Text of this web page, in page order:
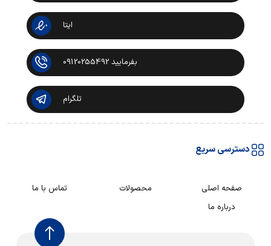
ایتا
بفرمایید 09120255492
تلگرام
دسترسی سریع
صفحه اصلی محصولات
تماس با ما
درباره ما